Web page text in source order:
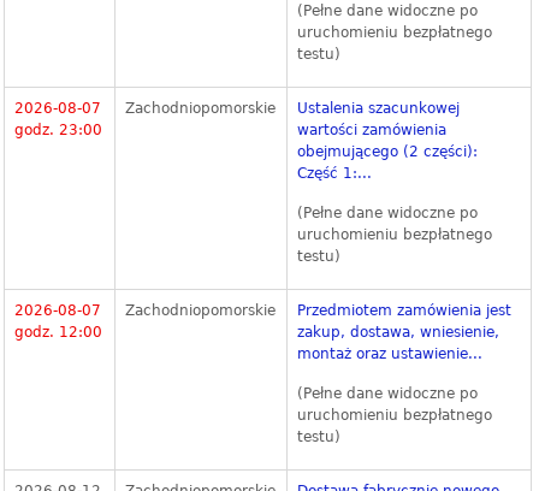
(Pełne dane widoczne po
uruchomieniu bezpłatnego
testu)
2026-08-07
godz. 23:00
Zachodniopomorskie
Ustalenia szacunkowej
wartości zamówienia
obejmującego (2 części):
Część 1:...
(Pełne dane widoczne po
uruchomieniu bezpłatnego
testu)
2026-08-07
godz. 12:00
Zachodniopomorskie
Przedmiotem zamówienia jest
zakup, dostawa, wniesienie,
montaż oraz ustawienie...
(Pełne dane widoczne po
uruchomieniu bezpłatnego
testu)